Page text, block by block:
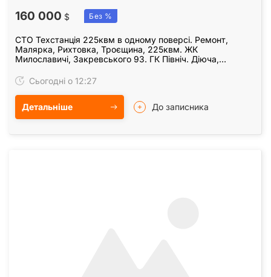
160 000 $ Без %
СТО Техстанція 225квм в одному поверсі. Ремонт,
Малярка, Рихтовка, Троєщина, 225квм. ЖК
Милославичі, Закревського 93. ГК Північ. Діюча,
Два авто…
Сьогодні о 12:27
Детальніше До записника